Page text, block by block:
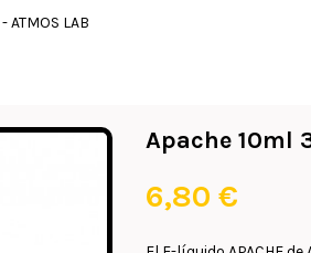
ATMOS LAB
Apache 10ml
6,80 €